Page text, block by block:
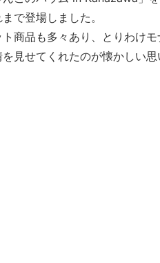
で登場しました。
ト商品も多々あり、とりわけ
を見せてくれたのが懐かしい